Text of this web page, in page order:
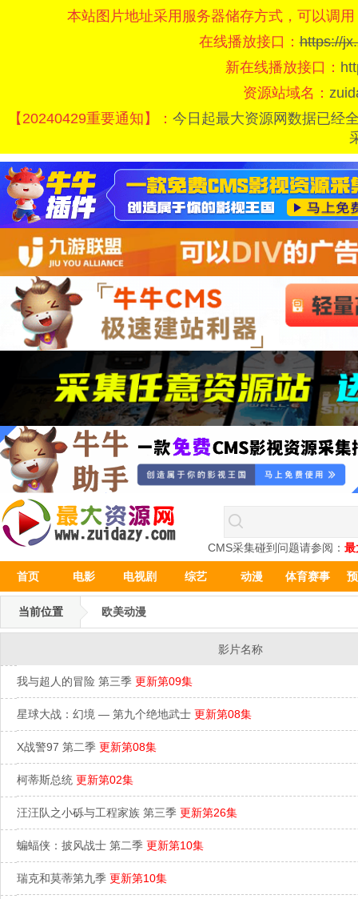
本站图片地址采用服务器储存方式，可以调
在线播放接口：https://
新在线播放接口：
资源站域名：
【20240429重要通知】： 今日起最大资源网数据已经
CMS采集碰到问题请参阅： 最
首页 电影 电视剧 综艺 动漫 体育赛事
当前位置 欧美动漫
影片名称
我与超人的冒险 第三季 更新第09集
星球大战：幻境 — 第九个绝地武士 更新第08集
X战警97 第二季 更新第08集
柯蒂斯总统 更新第02集
汪汪队之小砾与工程家族 第三季 更新第26集
蝙蝠侠：披风战士 第二季 更新第10集
瑞克和莫蒂第九季 更新第10集